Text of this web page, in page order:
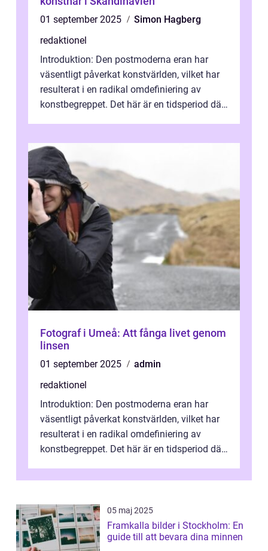
01 september 2025
Simon Hagberg
redaktionel
Introduktion: Den postmoderna eran har
väsentligt påverkat konstvärlden, vilket har
resulterat i en radikal omdefiniering av
konstbegreppet. Det här är en tidsperiod där
Fotograf i Umeå: Att fånga livet genom
linsen
01 september 2025
admin
redaktionel
Introduktion: Den postmoderna eran har
väsentligt påverkat konstvärlden, vilket har
resulterat i en radikal omdefiniering av
konstbegreppet. Det här är en tidsperiod där
05 maj 2025
Framkalla bilder i Stockholm: En
guide till att bevara dina minnen